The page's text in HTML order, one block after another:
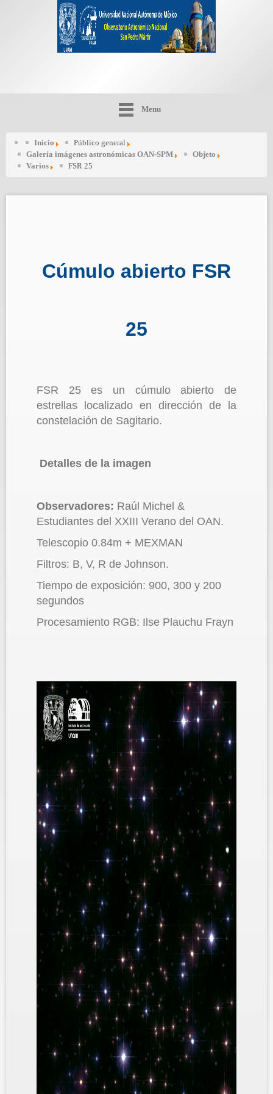
Menu
Inicio
Público general
Galería imágenes astronómicas OAN-SPM
Objeto
Varios
FSR 25
Cúmulo abierto FSR
25
FSR 25 es un cúmulo abierto de
estrellas localizado en dirección de la
constelación de Sagitario.
Detalles de la imagen
Observadores: Raúl Michel &
Estudiantes del XXIII Verano del OAN.
Telescopio 0.84m + MEXMAN
Filtros: B, V, R de Johnson.
Tiempo de exposición: 900, 300 y 200
segundos
Procesamiento RGB: Ilse Plauchu Frayn